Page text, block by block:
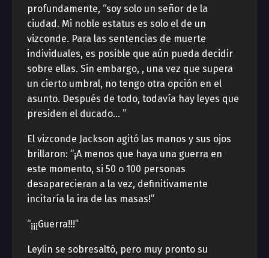
profundamente, “soy solo un señor de la
ciudad. Mi noble estatus es solo el de un
vizconde. Para las sentencias de muerte
individuales, es posible que aún pueda decidir
sobre ellas. Sin embargo, , una vez que supera
un cierto umbral, no tengo otra opción en el
asunto. Después de todo, todavía hay leyes que
presiden el ducado… ”
El vizconde Jackson agitó las manos y sus ojos
brillaron: “¡A menos que haya una guerra en
este momento, si 50 o 100 personas
desaparecieran a la vez, definitivamente
incitaría la ira de las masas!”
“¡¡¡Guerra!!!”
Leylin se sobresaltó, pero muy pronto su